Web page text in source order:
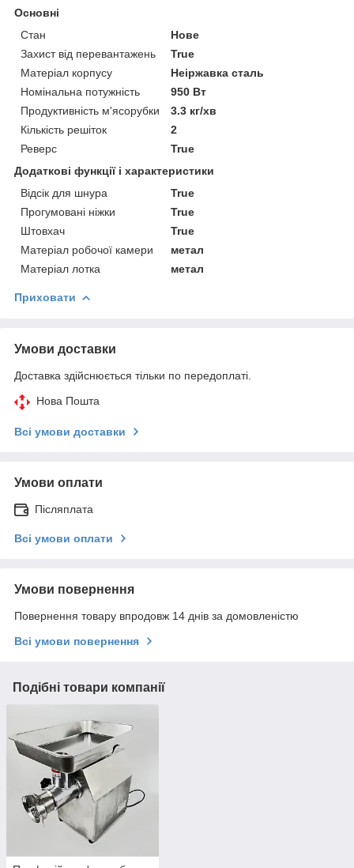
Основні
Стан
Нове
Захист від перевантажень
True
Матеріал корпусу
Неіржавка сталь
Номінальна потужність
950 Вт
Продуктивність м'ясорубки
3.3 кг/хв
Кількість решіток
2
Реверс
True
Додаткові функції і характеристики
Відсік для шнура
True
Прогумовані ніжки
True
Штовхач
True
Матеріал робочої камери
метал
Матеріал лотка
метал
Приховати
Умови доставки
Доставка здійснюється тільки по передоплаті.
Нова Пошта
Всі умови доставки
Умови оплати
Післяплата
Всі умови оплати
Умови повернення
Повернення товару впродовж 14 днів за домовленістю
Всі умови повернення
Подібні товари компанії